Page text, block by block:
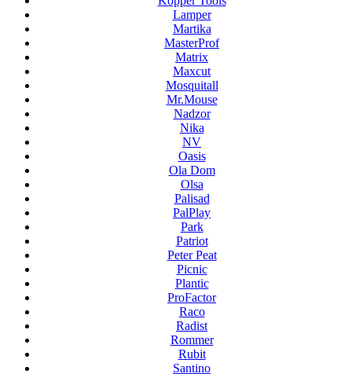
Lamper
Martika
MasterProf
Matrix
Maxcut
Mosquitall
Mr.Mouse
Nadzor
Nika
NV
Oasis
Ola Dom
Olsa
Palisad
PalPlay
Park
Patriot
Peter Peat
Picnic
Plantic
ProFactor
Raco
Radist
Rommer
Rubit
Santino